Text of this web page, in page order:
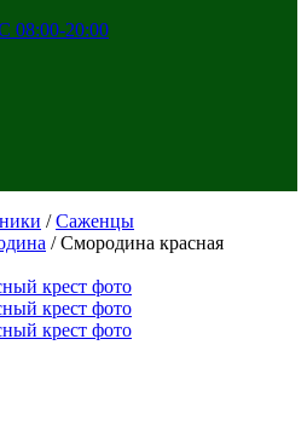
08:00-20:00
/Саженцы
/ Смородина красная